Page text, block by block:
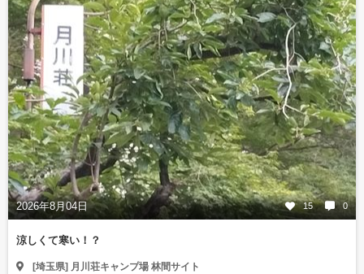
2026年8月04日 15 0
涼しくて寒い！？
[埼玉県] 月川荘キャンプ場 林間サイト